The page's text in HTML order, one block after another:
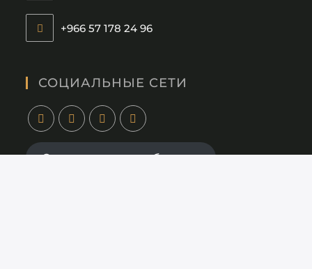
+966 57 178 24 96
СОЦИАЛЬНЫЕ СЕТИ
Отправьте нам сообщение